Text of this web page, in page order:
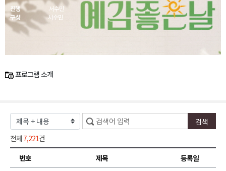
진행
서수민
구성
서수민
프로그램 소개
전체 7,221건
번호
제목
등록일